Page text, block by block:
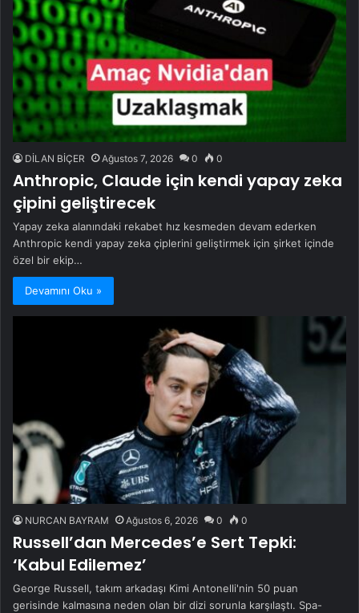
DİLAN BİÇER Ağustos 7, 2026 0 0
Anthropic, Claude için kendi yapay zeka
çipini geliştirecek
Yapay zeka alanındaki rekabet hız kesmeden devam ederken
Anthropic kendi yapay zeka çiplerini geliştirmek için şirket içinde
özel bir ekip…
Devamını Oku »
NURCAN BAYRAM Ağustos 6, 2026 0 0
Russell’dan Mercedes’e Sert Tepki:
‘Kabul Edilemez’
George Russell, takım arkadaşı Kimi Antonelli'nin 50 puan
gerisinde kalmasına neden olan bir dizi sorunla karşılaştı. Spa-